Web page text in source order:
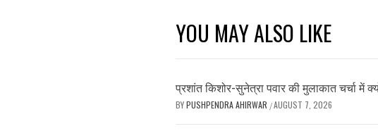
YOU MAY ALSO LIKE
प्रशांत किशोर-सुनेत्रा पवार की मुलाकात चर्चा में
BYPUSHPENDRA AHIRWAR /AUGUST 7, 2026